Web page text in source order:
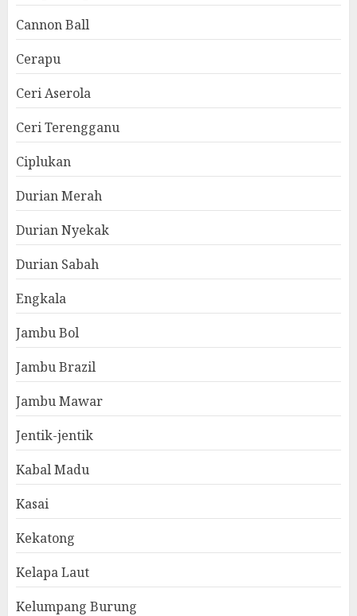
Cannon Ball
Cerapu
Ceri Aserola
Ceri Terengganu
Ciplukan
Durian Merah
Durian Nyekak
Durian Sabah
Engkala
Jambu Bol
Jambu Brazil
Jambu Mawar
Jentik-jentik
Kabal Madu
Kasai
Kekatong
Kelapa Laut
Kelumpang Burung